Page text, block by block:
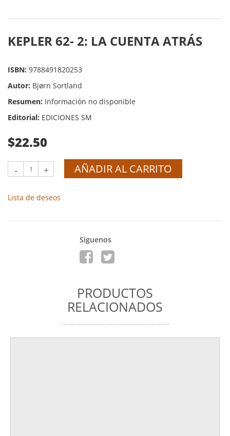
KEPLER 62- 2: LA CUENTA ATRÁS
ISBN: 9788491820253
Autor: Bjørn Sortland
Resumen: Información no disponible
Editorial: EDICIONES SM
$22.50
- + AÑADIR AL CARRITO
Lista de deseos
Siguenos
PRODUCTOS
RELACIONADOS